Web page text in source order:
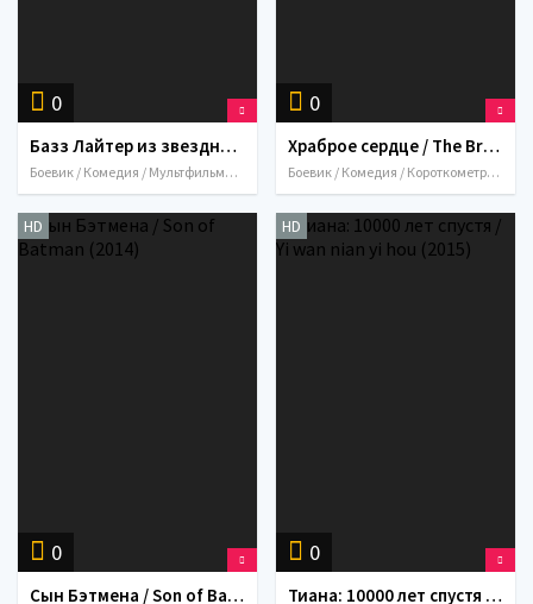
0
Базз Лайтер из звездной команды: Приключения начинаются / Buzz Lightyear of Star Command: The Adventure Begins (2000)
Боевик / Комедия / Мультфильмы / Приключения / Семейный / Фантастика / США / 2000
0
Храброе сердце / The Brave Heart or the Day We Enabled the Sleepwalking Protocol (2018)
Боевик / Комедия / Короткометражка / Мультфильмы / Приключения / 2018 / Великобритания
0
HD
Сын Бэтмена / Son of Batman (2014)
0
HD
Тиана: 10000 лет спустя / Yi wan nian yi hou (2015)